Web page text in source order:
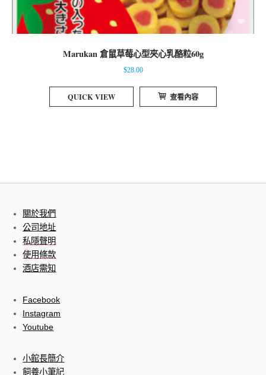
Marukan 倉鼠草莓心型夾心乳酪粒60g
$28.00
QUICK VIEW 查看內容
關於我們
公司地址
私隱聲明
使用條款
酒店需知
Facebook
Instagram
Youtube
小館長簡介
飼養小筆記